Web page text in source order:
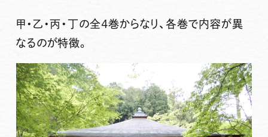
甲・乙・丙・丁の全4巻からなり、各巻で内容が異
なるのが特徴。